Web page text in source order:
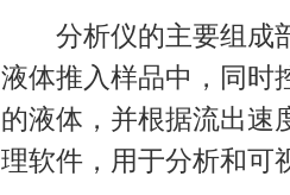
分析仪的主要组成部
液体推入样品中，同时
的液体，并根据流出速
理软件，用于分析和可